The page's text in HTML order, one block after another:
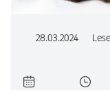
28.03.2024